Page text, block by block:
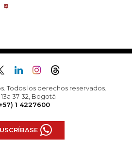
Todos los derechos reservados.
13a 37-32, Bogotá
1 4227600